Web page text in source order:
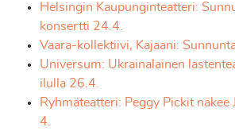
Helsingin Kaupunginteatteri:
konsertti 24.4.
Vaara-kollektiivi, Kajaani:
Universum: Ukrainalainen
ilulla 26.4.
Ryhmäteatteri: Peggy Pickit näkee
4.